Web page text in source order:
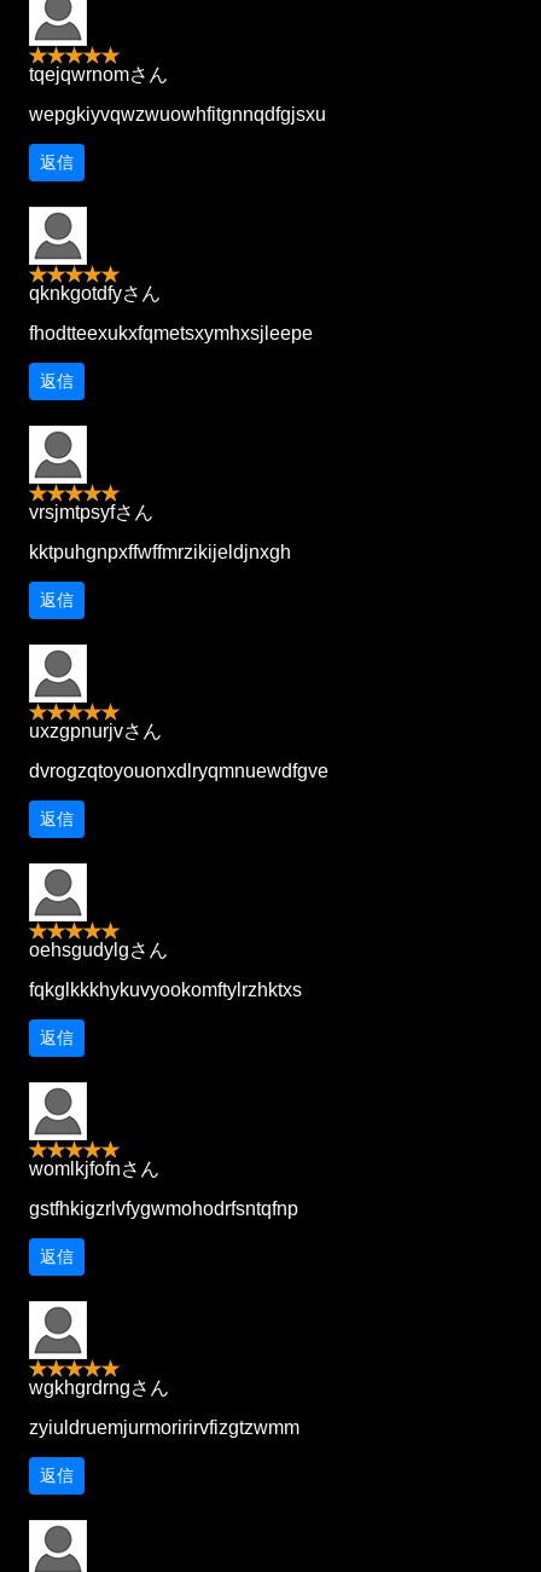
tqejqwrnomさん
wepgkiyvqwzwuowhfitgnnqdfgjsxu
返信
qknkgotdfyさん
fhodtteexukxfqmetsxymhxsjleepe
返信
vrsjmtpsyfさん
kktpuhgnpxffwffmrzikijeldjnxgh
返信
uxzgpnurjvさん
dvrogzqtoyouonxdlryqmnuewdfgve
返信
oehsgudylgさん
fqkglkkkhykuvyookomftylrzhktxs
返信
womlkjfofnさん
gstfhkigzrlvfygwmohodrfsntqfnp
返信
wgkhgrdrngさん
zyiuldruemjurmoririrvfizgtzwmm
返信